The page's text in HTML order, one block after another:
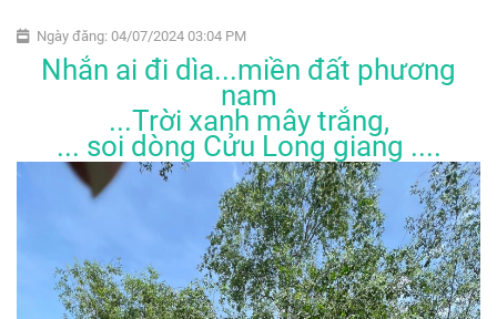
Ngày đăng: 04/07/2024 03:04 PM
Nhắn ai đi dìa...miền đất phương
nam
...Trời xanh mây trắng,
... soi dòng Cửu Long giang ....